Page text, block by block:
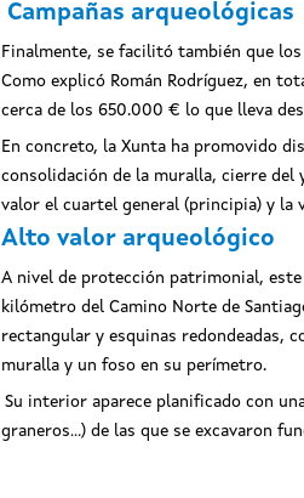
Campañas arqueológicas
Finalmente, se facilitó también que
Como explicó Román Rodríguez, en
cerca de los 650.000 € lo que lleva
En concreto, la Xunta ha promovido
consolidación de la muralla, cierre del
valor el cuartel general (principia) y la
Alto valor arqueológico
A nivel de protección patrimonial,
kilómetro del Camino Norte de
rectangular y esquinas redondeadas,
muralla y un foso en su perímetro.
Su interior aparece planificado con
graneros...) de las que se excavaron